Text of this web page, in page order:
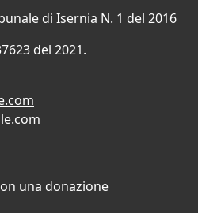
di Isernia N. 1 del 2016
del 2021.
una donazione